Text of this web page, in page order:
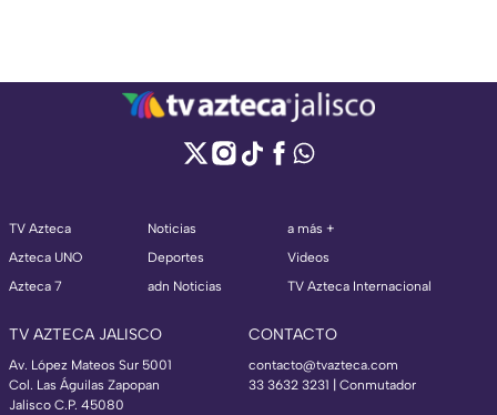
TV Azteca
Azteca UNO
Azteca 7
Noticias
Deportes
adn Noticias
a más +
Videos
TV Azteca Internacional
TV AZTECA JALISCO
Av. López Mateos Sur 5001
Col. Las Águilas Zapopan
Jalisco C.P. 45080
CONTACTO
contacto@tvazteca.com
33 3632 3231 | Conmutador